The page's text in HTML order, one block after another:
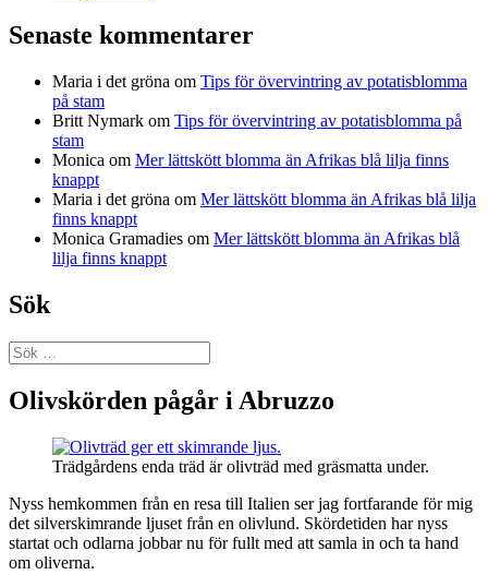
Senaste kommentarer
Maria i det gröna om Tips för övervintring av potatisblomma
på stam
Britt Nymark om Tips för övervintring av potatisblomma på
stam
Monica om Mer lättskött blomma än Afrikas blå lilja finns
knappt
Maria i det gröna om Mer lättskött blomma än Afrikas blå lilja
finns knappt
Monica Gramadies om Mer lättskött blomma än Afrikas blå
lilja finns knappt
Sök
Sök
efter:
Olivskörden pågår i Abruzzo
Trädgårdens enda träd är olivträd med gräsmatta under.
Nyss hemkommen från en resa till Italien ser jag fortfarande för mig
det silverskimrande ljuset från en olivlund. Skördetiden har nyss
startat och odlarna jobbar nu för fullt med att samla in och ta hand
om oliverna.